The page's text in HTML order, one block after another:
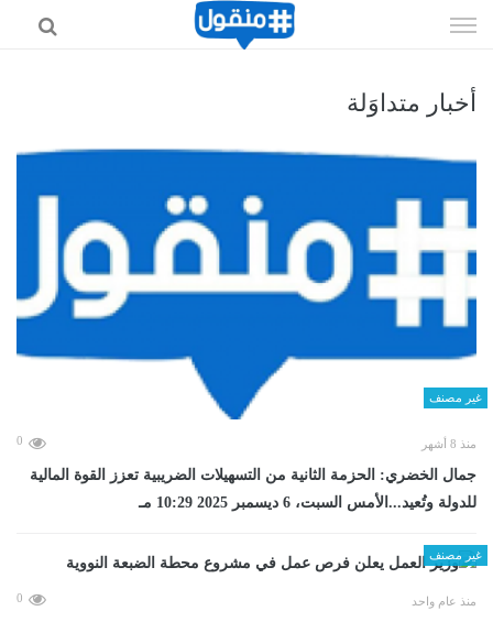
الى
أخبار متداوَلة
غير مصنف
منذ 8 أشهر 0
جمال الخضري: الحزمة الثانية من التسهيلات الضريبية تعزز القوة المالية
للدولة وتُعيد...الأمس السبت، 6 ديسمبر 2025 10:29 مـ
غير مصنف
منذ عام واحد 0